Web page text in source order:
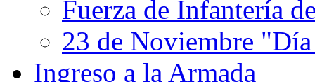
Fuerza de Infantería
23 de Noviembre
Ingreso a la Armada